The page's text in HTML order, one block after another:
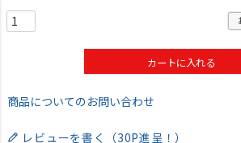
カートに入れる
商品についてのお問い合わせ
レビューを書く（30P進呈！）